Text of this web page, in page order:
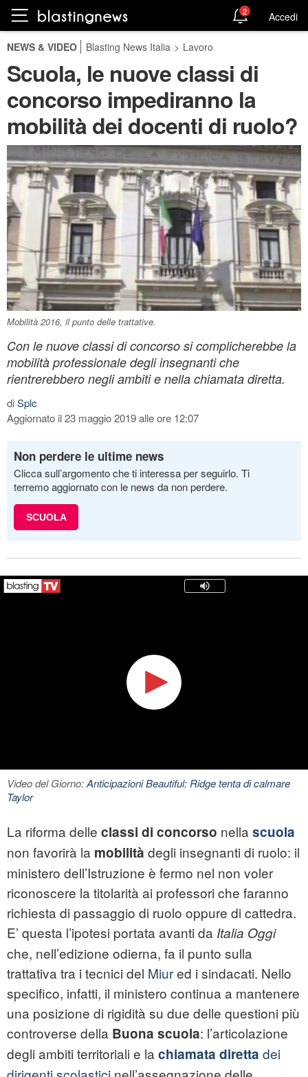
2 Accedi
NEWS & VIDEO Blasting News Italia > Lavoro
Scuola, le nuove classi di
concorso impediranno la
mobilità dei docenti di ruolo?
Mobilità 2016, il punto delle trattative.
Con le nuove classi di concorso si complicherebbe la
mobilità professionale degli insegnanti che
rientrerebbero negli ambiti e nella chiamata diretta.
diSplc
Aggiornato il 23 maggio 2019 alle ore 12:07
Non perdere le ultime news
Clicca sull’argomento che ti interessa per seguirlo. Ti
terremo aggiornato con le news da non perdere.
SCUOLA
Video del Giorno:Anticipazioni Beautiful: Ridge tenta di calmare
Taylor
La riforma delle classi di concorso nella scuola
non favorirà la mobilità degli insegnanti di ruolo: il
ministero dell’Istruzione è fermo nel non voler
riconoscere la titolarità ai professori che faranno
richiesta di passaggio di ruolo oppure di cattedra.
E’ questa l’ipotesi portata avanti da Italia Oggi
che, nell’edizione odierna, fa il punto sulla
trattativa tra i tecnici del Miured i sindacati. Nello
specifico, infatti, il ministero continua a mantenere
una posizione di rigidità su due delle questioni più
controverse della Buona scuola: l’articolazione
degli ambiti territoriali e la chiamata diretta dei